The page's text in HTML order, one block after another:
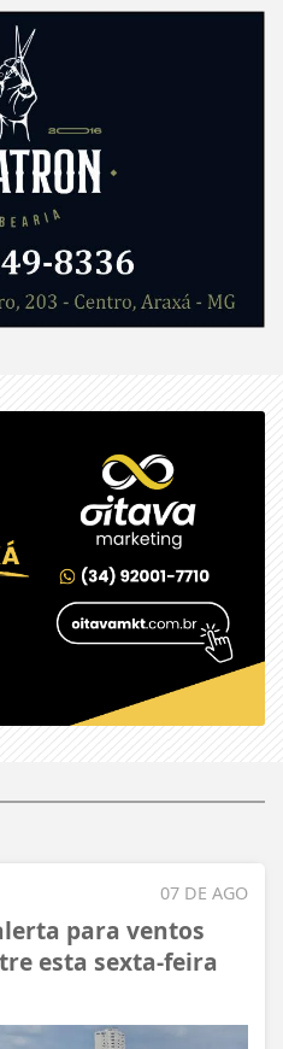
07 DE AGO
para ventos
esta sexta-feira